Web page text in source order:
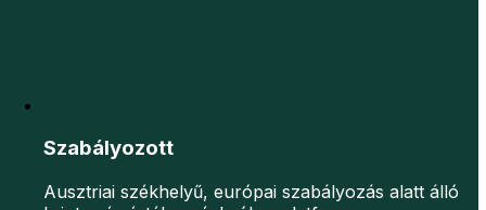
Szabályozott
Ausztriai székhelyű, európai szabályozás alatt álló